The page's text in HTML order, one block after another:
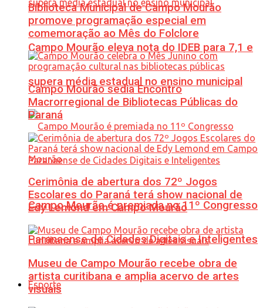
Campo Mourão eleva nota do IDEB para 7,1 e
supera média estadual no ensino municipal
Campo Mourão é premiada no 11º Congresso
Paranaense de Cidades Digitais e Inteligentes
Esporte
Biblioteca Municipal de Campo Mourão
promove programação especial em
comemoração ao Mês do Folclore
Campo Mourão sedia Encontro
Macrorregional de Bibliotecas Públicas do
Paraná
Cerimônia de abertura dos 72º Jogos
Escolares do Paraná terá show nacional de
Edy Lemond em Campo Mourão
Museu de Campo Mourão recebe obra de
artista curitibana e amplia acervo de artes
visuais